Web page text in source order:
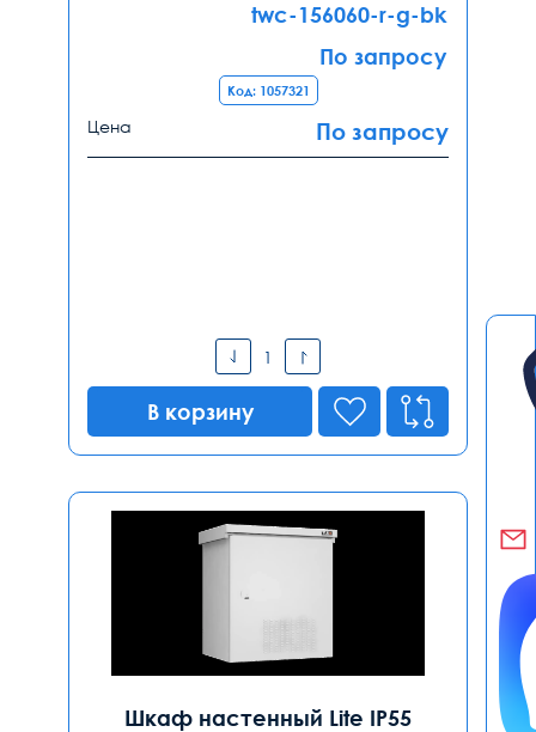
twc-156060-r-g-bk
По запросу
Код: 1057321
Цена По запросу
В корзину
Шкаф настенный Lite IP55